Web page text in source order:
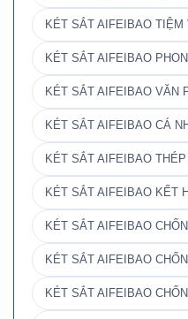
KÉT SẮT AIFEIBAO TIỆM
KÉT SẮT AIFEIBAO
KÉT SẮT AIFEIBAO VĂN
KÉT SẮT AIFEIBAO CÁ
KÉT SẮT AIFEIBAO THÉP
KÉT SẮT AIFEIBAO KẾT
KÉT SẮT AIFEIBAO
KÉT SẮT AIFEIBAO
KÉT SẮT AIFEIBAO